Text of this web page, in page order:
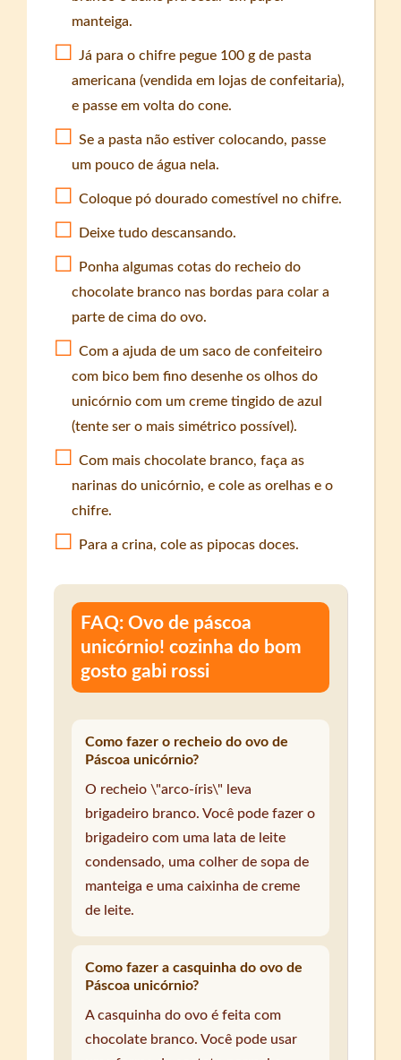
manteiga.
Já para o chifre pegue 100 g de pasta
americana (vendida em lojas de confeitaria),
e passe em volta do cone.
Se a pasta não estiver colocando, passe
um pouco de água nela.
Coloque pó dourado comestível no chifre.
Deixe tudo descansando.
Ponha algumas cotas do recheio do
chocolate branco nas bordas para colar a
parte de cima do ovo.
Com a ajuda de um saco de confeiteiro
com bico bem fino desenhe os olhos do
unicórnio com um creme tingido de azul
(tente ser o mais simétrico possível).
Com mais chocolate branco, faça as
narinas do unicórnio, e cole as orelhas e o
chifre.
Para a crina, cole as pipocas doces.
FAQ: Ovo de páscoa
unicórnio! cozinha do bom
gosto gabi rossi
Como fazer o recheio do ovo de
Páscoa unicórnio?
O recheio \"arco-íris\" leva
brigadeiro branco. Você pode fazer o
brigadeiro com uma lata de leite
condensado, uma colher de sopa de
manteiga e uma caixinha de creme
de leite.
Como fazer a casquinha do ovo de
Páscoa unicórnio?
A casquinha do ovo é feita com
chocolate branco. Você pode usar